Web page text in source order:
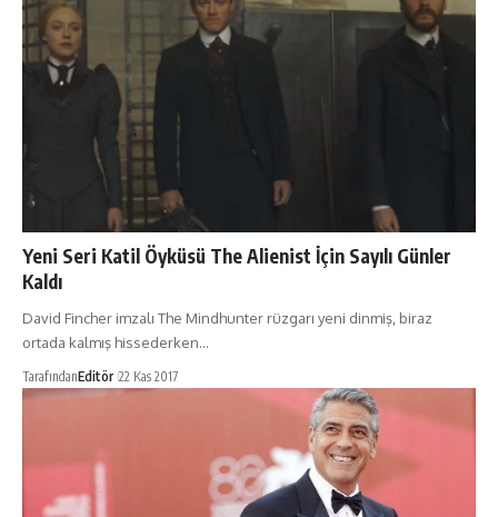
Yeni Seri Katil Öyküsü The Alienist İçin Sayılı Günler
Kaldı
David Fincher imzalı The Mindhunter rüzgarı yeni dinmiş, biraz
ortada kalmış hissederken…
TarafındanEditör 22 Kas 2017